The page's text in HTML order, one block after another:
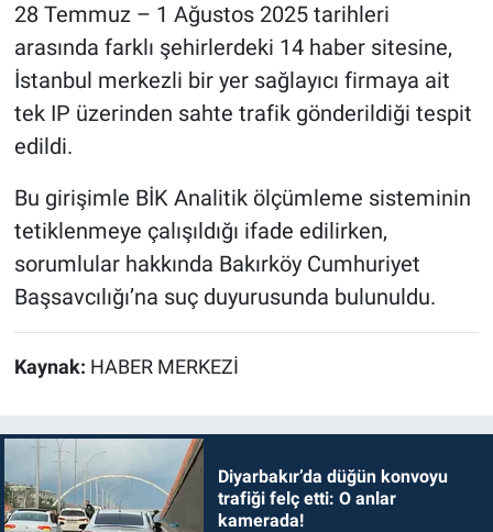
28 Temmuz – 1 Ağustos 2025 tarihleri
arasında farklı şehirlerdeki 14 haber sitesine,
İstanbul merkezli bir yer sağlayıcı firmaya ait
tek IP üzerinden sahte trafik gönderildiği tespit
edildi.
Bu girişimle BİK Analitik ölçümleme sisteminin
tetiklenmeye çalışıldığı ifade edilirken,
sorumlular hakkında Bakırköy Cumhuriyet
Başsavcılığı’na suç duyurusunda bulunuldu.
Kaynak: HABER MERKEZİ
Diyarbakır’da düğün konvoyu
trafiği felç etti: O anlar
kamerada!